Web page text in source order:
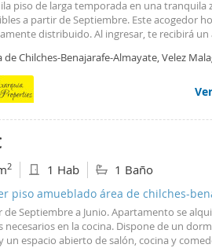
piso de larga temporada en una tranquila
a partir de Septiembre. Este acogedor
distribuido. Al ingresar, te recibirá
terraza, perfecta para disfrutar de
dos dormitorios luminosos, cada uno
y dos baños completos. Además,
de aire frío/calor centralizado,
Ubicado en una exclusiva
gama de servicios y comodidades,
infantil. Además, esta propiedad ofrece
y una plaza de garaje interior, asegurando
tu vehículo. Benajarafe, una localidad
excelente calidad de vida, con todos los
¡Contáctanos hoy mismo para más
de Chilches-Benajarafe-Almayate, Velez
2 1 Hab 1 Baño
piso amueblado área de chilches-
de Septiembre a Junio. Apartamento se
necesarios en la cocina. Dispone de un
un espacio abierto de salón, cocina y